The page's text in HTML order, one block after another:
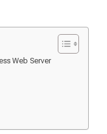
Web Server